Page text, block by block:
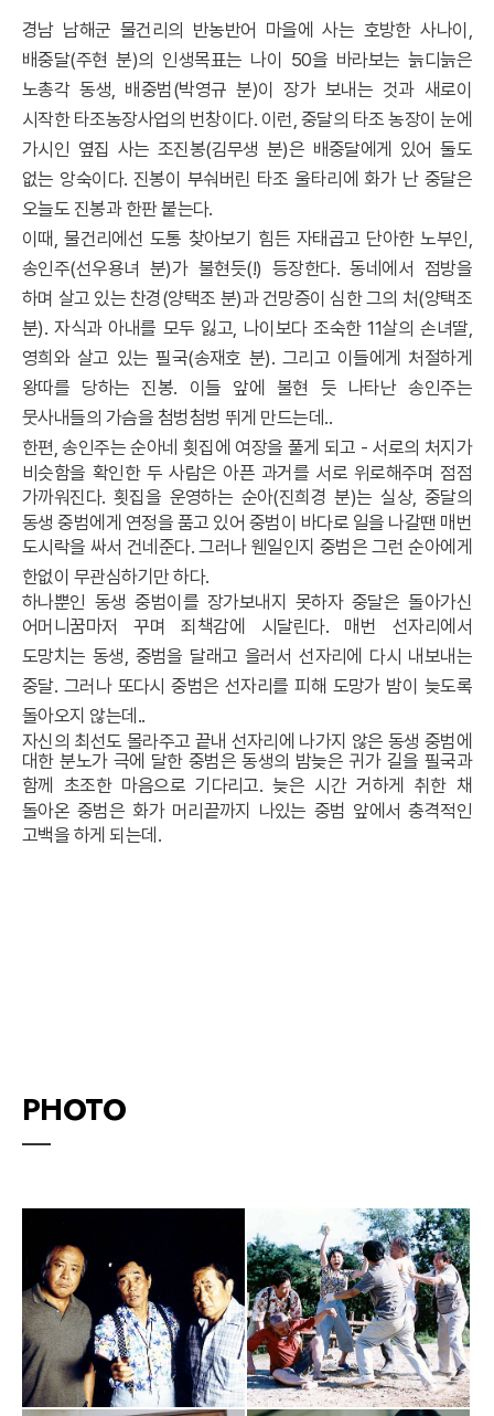
경남 남해군 물건리의 반농반어 마을에 사는 호방한 사나이 ,
배중달(주현 분)의 인생목표는 나이 50을 바라보는 늙디늙은
노총각 동생, 배중범(박영규 분)이 장가 보내는 것과 새로이
시작한 타조농장사업의 번창이다. 이런, 중달의 타조 농장이 눈에
가시인 옆집 사는 조진봉(김무생 분)은 배중달에게 있어 둘도
없는 앙숙이다. 진봉이 부숴버린 타조 울타리에 화가 난 중달은
오늘도 진봉과 한판 붙는다.
이때 ,물건리에선 도통 찾아보기 힘든 자태곱고 단아한 노부인,
송인주(선우용녀 분)가 불현듯(!) 등장한다.동네에서 점방을
하며 살고 있는 찬경(양택조 분)과 건망증이 심한 그의 처(양택조
분).자식과 아내를 모두 잃고, 나이보다 조숙한11살의 손녀딸,
영희와 살고 있는 필국(송재호 분). 그리고 이들에게 처절하게
왕따를 당하는 진봉. 이들 앞에 불현 듯 나타난 송인주는
뭇사내들의 가슴을 첨벙첨벙 뛰게 만드는데 ..
한편,송인주는 순아네 횟집에 여장을 풀게 되고 - 서로의 처지가
비슷함을 확인한 두 사람은 아픈 과거를 서로 위로해주며 점점
가까워진다. 횟집을 운영하는 순아(진희경 분)는 실상, 중달의
동생 중범에게 연정을 품고 있어 중범이 바다로 일을 나갈땐 매번
도시락을 싸서 건네준다.그러나 웬일인지 중범은 그런 순아에게
한없이 무관심하기만 하다.
하나뿐인 동생 중범이를 장가보내지 못하자 중달은 돌아가신
어머니꿈마저 꾸며 죄책감에 시달린다. 매번 선자리에서
도망치는 동생, 중범을 달래고 을러서 선자리에 다시 내보내는
중달. 그러나 또다시 중범은 선자리를 피해 도망가 밤이 늦도록
돌아오지 않는데 ..
자신의 최선도 몰라주고 끝내 선자리에 나가지 않은 동생 중범에
대한 분노가 극에 달한 중범은 동생의 밤늦은 귀가 길을 필국과
함께 초조한 마음으로 기다리고.늦은 시간 거하게 취한 채
돌아온 중범은 화가 머리끝까지 나있는 중범 앞에서 충격적인
고백을 하게 되는데 .
PHOTO